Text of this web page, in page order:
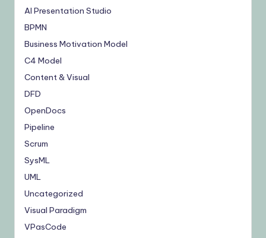
AI Presentation Studio
BPMN
Business Motivation Model
C4 Model
Content & Visual
DFD
OpenDocs
Pipeline
Scrum
SysML
UML
Uncategorized
Visual Paradigm
VPasCode